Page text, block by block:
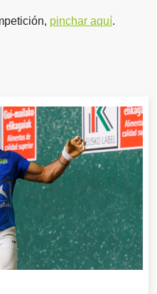
pinchar aquí.